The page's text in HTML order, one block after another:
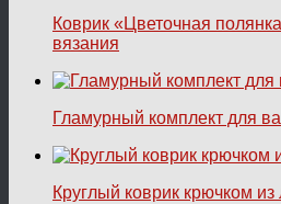
Коврик «Цветочная
вязания
Гламурный комплект для
Круглый коврик крючком